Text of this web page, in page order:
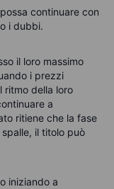
continuare con
i dubbi.
il loro massimo
i prezzi
ritmo della loro
a
ritiene che la fase
il titolo può
iniziando a